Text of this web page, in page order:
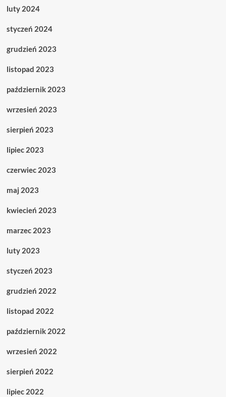
luty 2024
styczeń 2024
grudzień 2023
listopad 2023
październik 2023
wrzesień 2023
sierpień 2023
lipiec 2023
czerwiec 2023
maj 2023
kwiecień 2023
marzec 2023
luty 2023
styczeń 2023
grudzień 2022
listopad 2022
październik 2022
wrzesień 2022
sierpień 2022
lipiec 2022